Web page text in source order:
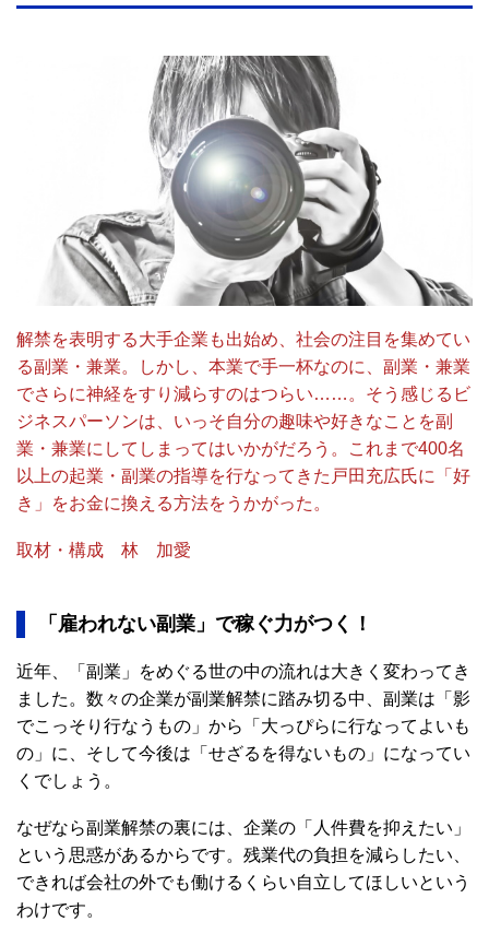
解禁を表明する大手企業も出始め、社会の注目を集めてい
る副業・兼業。しかし、本業で手一杯なのに、副業・兼業
でさらに神経をすり減らすのはつらい……。そう感じるビ
ジネスパーソンは、いっそ自分の趣味や好きなことを副
業・兼業にしてしまってはいかがだろう。これまで400名
以上の起業・副業の指導を行なってきた戸田充広氏に「好
き」をお金に換える方法をうかがった。
取材・構成 林 加愛
「雇われない副業」で稼ぐ力がつく！
近年、「副業」をめぐる世の中の流れは大きく変わってき
ました。数々の企業が副業解禁に踏み切る中、副業は「影
でこっそり行なうもの」から「大っぴらに行なってよいも
の」に、そして今後は「せざるを得ないもの」になってい
くでしょう。
なぜなら副業解禁の裏には、企業の「人件費を抑えたい」
という思惑があるからです。残業代の負担を減らしたい、
できれば会社の外でも働けるくらい自立してほしいという
わけです。